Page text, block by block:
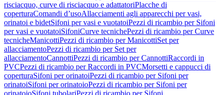
risciacquo, curve di risciacquo e adattatoriPlacche di
coperturaComandi d’usoAllacciamenti agli apparecchi per vasi,
orinatoi e bidetSifoni per vasi e vuotatoiPezzi di ricambio per Sifoni
per vasi e vuotatoiSifoniCurve tecnichePezzi di ricambio per Curve
tecnicheManicottiPezzi di ricambio per ManicottiSet per
allacciamentoPezzi di ricambio per Set per
allacciamentoCannottiPezzi di ricambio per CannottiRaccordi in
PVCPezzi di ricambio per Raccordi in PVCMorsetti e cappucci di
coperturaSifoni per orinatoiPezzi di ricambio per Sifoni per
orinatoiSifoni per orinatoioPezzi di ricambio per Sifoni per
orinatoioSifoni tubolariPezzi di ricambio per Sifoni